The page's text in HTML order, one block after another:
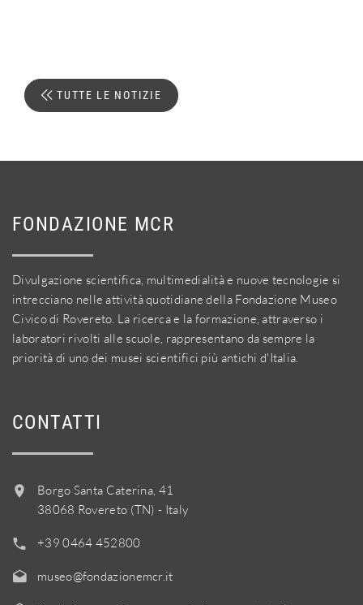
TUTTE LE NOTIZIE
FONDAZIONE MCR
Divulgazione scientifica, multimedialità e nuove tecnologie si
intrecciano nelle attività quotidiane della Fondazione Museo
Civico di Rovereto. La ricerca e la formazione, attraverso i
laboratori rivolti alle scuole, rappresentano da sempre la
priorità di uno dei musei scientifici più antichi d'Italia.
CONTATTI
Borgo Santa Caterina, 41
38068 Rovereto (TN) - Italy
+39 0464 452800
museo@fondazionemcr.it